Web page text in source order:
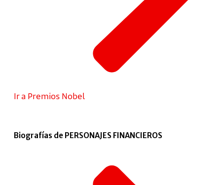
Ir a Premios Nobel
Biografías de PERSONAJES FINANCIEROS